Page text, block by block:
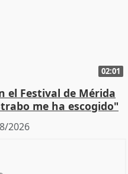
02:01
el Festival de Mérida
me ha escogido"
2026